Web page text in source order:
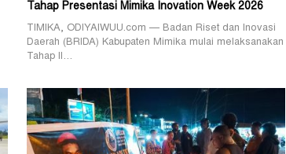
Tahap Presentasi Mimika Inovation Week 2026
TIMIKA, ODIYAIWUU.com — Badan Riset dan Inovasi
Daerah (BRIDA) Kabupaten Mimika mulai melaksanakan
Tahap II…